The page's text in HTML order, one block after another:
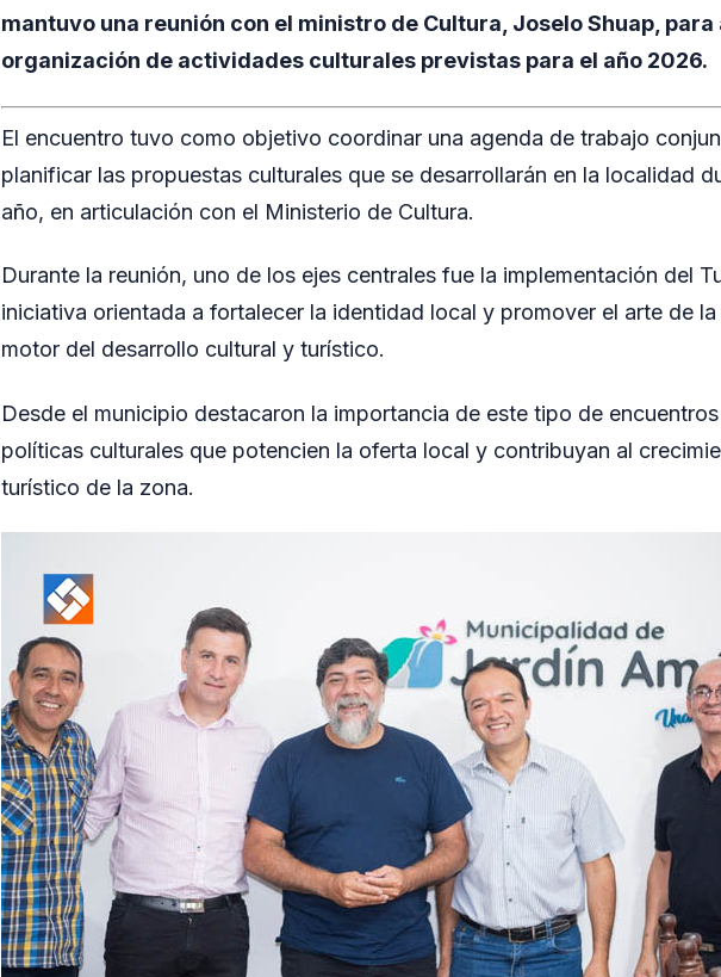
mantuvo una reunión con el ministro de Cultura, Joselo Shuap, para
organización de actividades culturales previstas para el año 2026.
El encuentro tuvo como objetivo coordinar una agenda de trabajo
planificar las propuestas culturales que se desarrollarán en la localidad
año, en articulación con el Ministerio de Cultura.
Durante la reunión, uno de los ejes centrales fue la implementación del
iniciativa orientada a fortalecer la identidad local y promover el arte de
motor del desarrollo cultural y turístico.
Desde el municipio destacaron la importancia de este tipo de
políticas culturales que potencien la oferta local y contribuyan al
turístico de la zona.